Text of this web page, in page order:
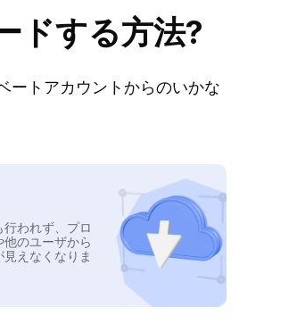
ドする方法?
ートアカウントからのいかな
行われず、プロ
のユーザから
えなくなりま